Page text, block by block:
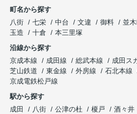
町名から探す
八街
七栄 中台 文違 御料 並
玉造
十倉
本三里塚
沿線から探す
京成本線
成田線 総武本線
成田ス
芝山鉄道
東金線 外房線 石北本線
京成電鉄松戸線
駅から探す
成田
八街 公津の杜 榎戸 酒々井